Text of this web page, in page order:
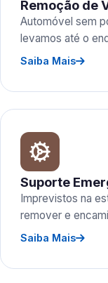
Remoção de
Automóvel sem
levamos até o
Saiba Mais
Suporte
Imprevistos na
remover e
Saiba Mais